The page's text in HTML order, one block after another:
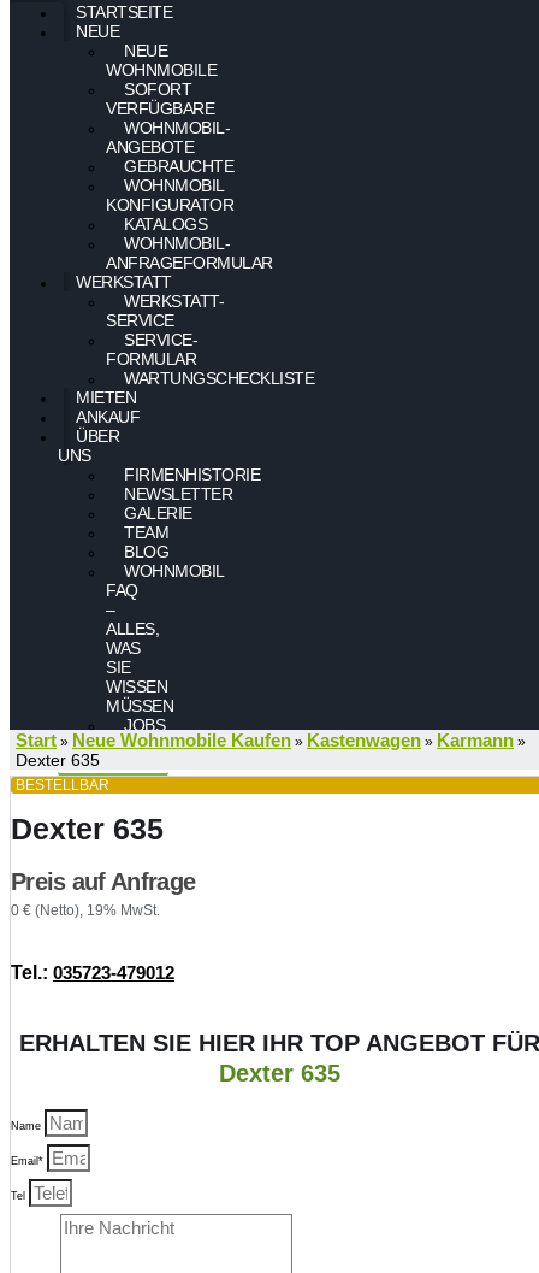
STARTSEITE
NEUE
NEUE
WOHNMOBILE
SOFORT
VERFÜGBARE
WOHNMOBIL-
ANGEBOTE
GEBRAUCHTE
WOHNMOBIL
KONFIGURATOR
KATALOGS
WOHNMOBIL-
ANFRAGEFORMULAR
WERKSTATT
WERKSTATT-
SERVICE
SERVICE-
FORMULAR
WARTUNGSCHECKLISTE
MIETEN
ANKAUF
ÜBER
UNS
FIRMENHISTORIE
NEWSLETTER
GALERIE
TEAM
BLOG
WOHNMOBIL
FAQ
–
ALLES,
WAS
SIE
WISSEN
MÜSSEN
JOBS
KONTAKT
Start » Neue Wohnmobile Kaufen » Kastenwagen » Karmann »
Dexter 635
BESTELLBAR
Dexter 635
Preis auf Anfrage
0 € (Netto), 19% MwSt.
Tel.: 035723-479012
ERHALTEN SIE HIER IHR TOP ANGEBOT FÜR
Dexter 635
Name
Email*
Tel